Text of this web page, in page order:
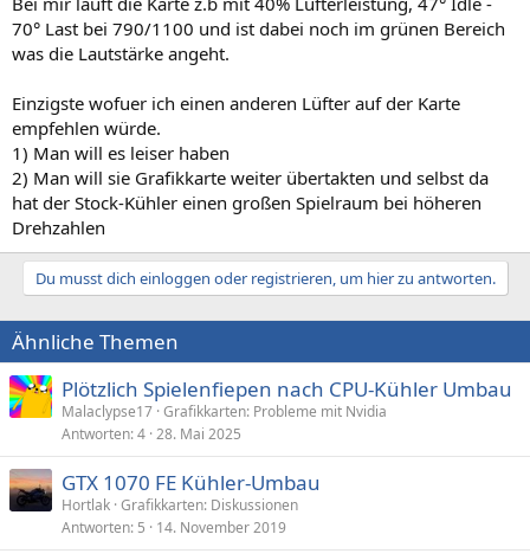
70° Last bei 790/1100 und ist dabei noch im grünen Bereich
was die Lautstärke angeht.
Einzigste wofuer ich einen anderen Lüfter auf der Karte
empfehlen würde.
1) Man will es leiser haben
2) Man will sie Grafikkarte weiter übertakten und selbst da
hat der Stock-Kühler einen großen Spielraum bei höheren
Drehzahlen
Du musst dich einloggen oder registrieren, um hier zu antworten.
Ähnliche Themen
Plötzlich Spielenfiepen nach CPU-Kühler Umbau
Malaclypse17 Grafikkarten: Probleme mit Nvidia
Antworten 4 28. Mai 2025
GTX 1070 FE Kühler-Umbau
Hortlak Grafikkarten: Diskussionen
Antworten 5 14. November 2019